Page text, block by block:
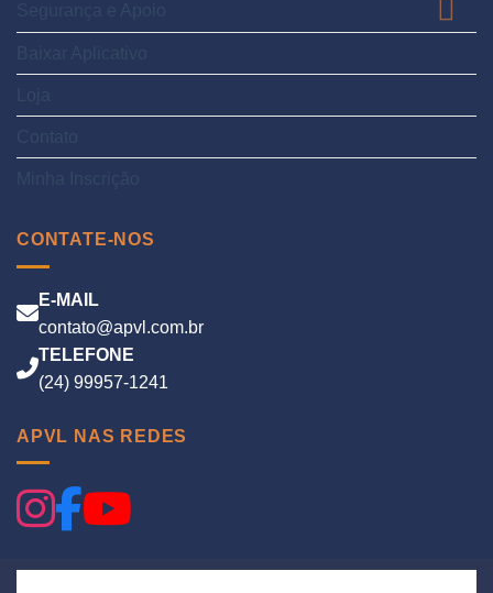
CONTATE-NOS
E-MAIL
contato@apvl.com.br
TELEFONE
(24) 99957-1241
APVL NAS REDES